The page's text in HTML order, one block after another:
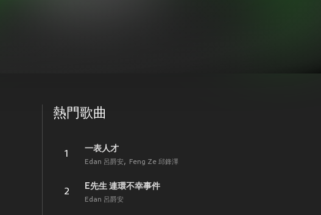
熱門歌曲
1
一表人才
Edan 呂爵安 Feng Ze 邱鋒澤
2
E先生 連環不幸事件
Edan 呂爵安